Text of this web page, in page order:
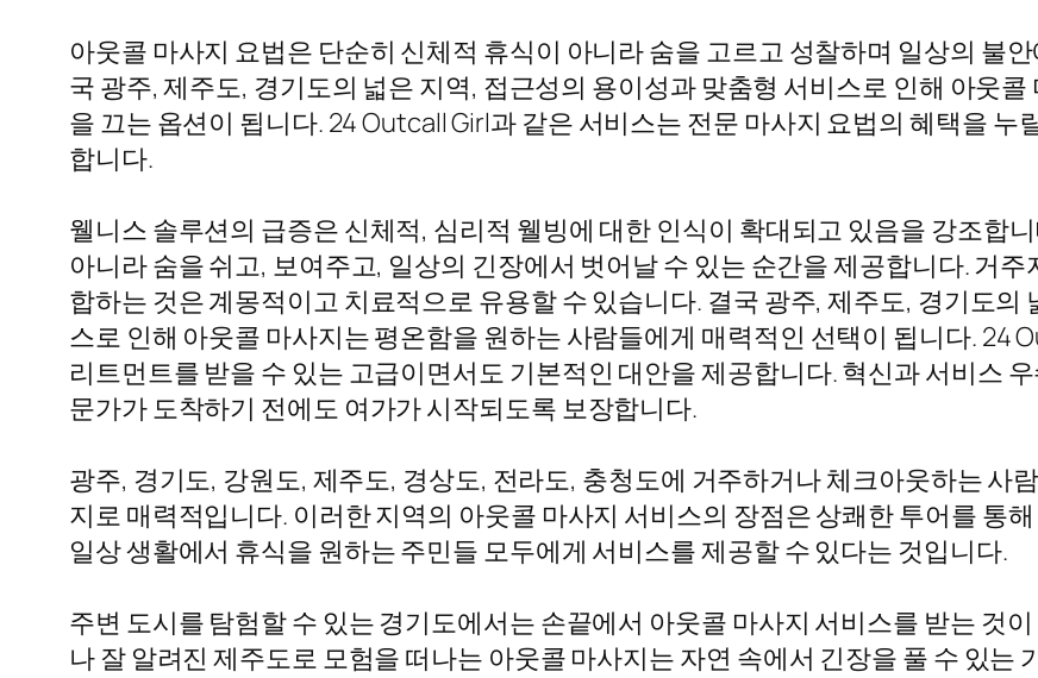
아웃콜 마사지 요법은 단순히 신체적 휴식이 아니라 숨을 고르고 성찰하며 일상의 불
국 광주, 제주도, 경기도의 넓은 지역, 접근성의 용이성과 맞춤형 서비스로 인해 아웃
을 끄는 옵션이 됩니다. 24 Outcall Girl과 같은 서비스는 전문 마사지 요법의 혜택을 누
합니다.
웰니스 솔루션의 급증은 신체적, 심리적 웰빙에 대한 인식이 확대되고 있음을 강조합
아니라 숨을 쉬고, 보여주고, 일상의 긴장에서 벗어날 수 있는 순간을 제공합니다. 거
합하는 것은 계몽적이고 치료적으로 유용할 수 있습니다. 결국 광주, 제주도, 경기도의
스로 인해 아웃콜 마사지는 평온함을 원하는 사람들에게 매력적인 선택이 됩니다. 24
리트먼트를 받을 수 있는 고급이면서도 기본적인 대안을 제공합니다. 혁신과 서비스
문가가 도착하기 전에도 여가가 시작되도록 보장합니다.
광주, 경기도, 강원도, 제주도, 경상도, 전라도, 충청도에 거주하거나 체크아웃하는 사
지로 매력적입니다. 이러한 지역의 아웃콜 마사지 서비스의 장점은 상쾌한 투어를 통
일상 생활에서 휴식을 원하는 주민들 모두에게 서비스를 제공할 수 있다는 것입니다.
주변 도시를 탐험할 수 있는 경기도에서는 손끝에서 아웃콜 마사지 서비스를 받는 것
나 잘 알려진 제주도로 모험을 떠나는 아웃콜 마사지는 자연 속에서 긴장을 풀 수 있는